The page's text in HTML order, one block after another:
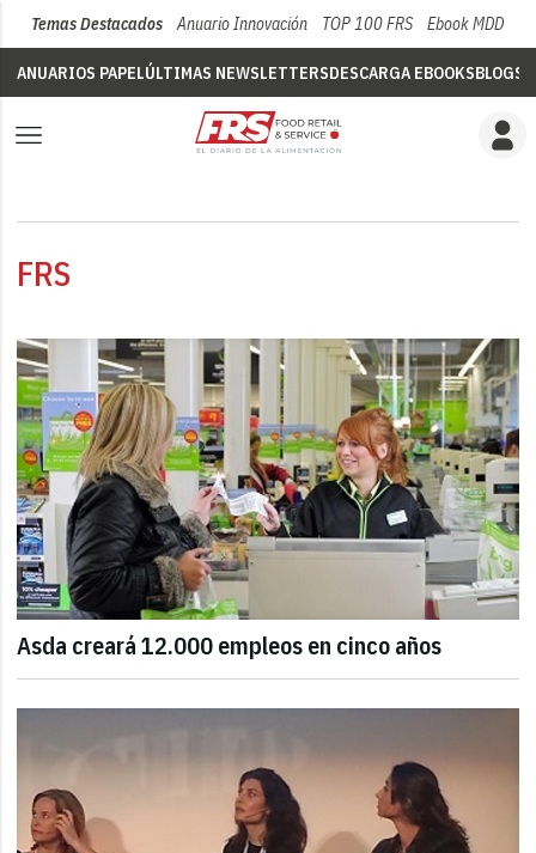
Temas Destacados Anuario Innovación TOP 100 FRS Ebook MDD
ANUARIOS PAPELÚLTIMAS NEWSLETTERSDESCARGA EBOOKSBLOGS
FRS
Asda creará 12.000 empleos en cinco años